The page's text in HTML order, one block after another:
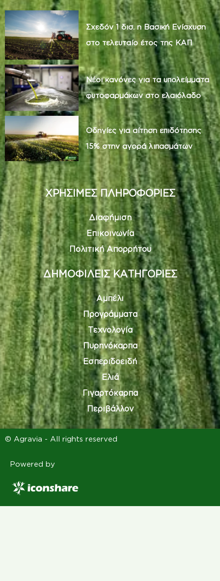
Σχεδόν 1 δισ. η Βασική Ενίσχυση
στο τελευταίο έτος της ΚΑΠ
Νέοι κανόνες για τα υπολείμματα
φυτοφαρμάκων στο ελαιόλαδο
Οδηγίες για αίτηση επιδότησης
15% στην αγορά λιπασμάτων
ΧΡΗΣΙΜΕΣ ΠΛΗΡΟΦΟΡΙΕΣ
Διαφήμιση
Επικοινωνία
Πολιτική Απορρήτου
ΔΗΜΟΦΙΛΕΙΣ ΚΑΤΗΓΟΡΙΕΣ
Αμπέλι
Προγράμματα
Τεχνολογία
Πυρηνόκαρπα
Εσπεριδοειδή
Ελιά
Γιγαρτόκαρπα
Περιβάλλον
© Agravia - All rights reserved
Powered by